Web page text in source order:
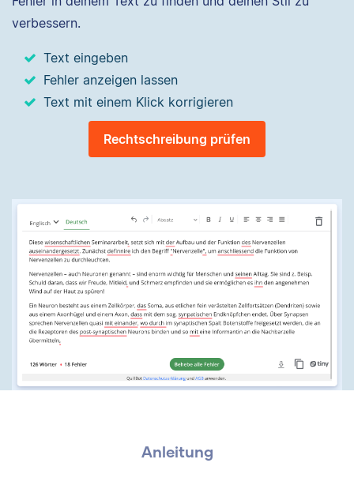
verbessern.
Text eingeben
Fehler anzeigen lassen
Text mit einem Klick korrigieren
Rechtschreibung prüfen
Anleitung